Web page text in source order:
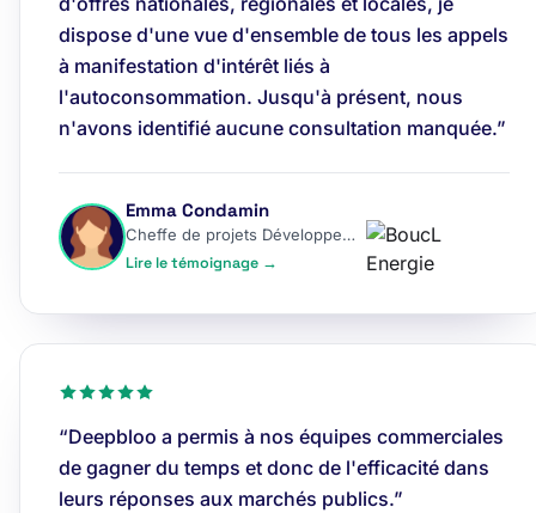
dispose d'une vue d'ensemble de tous les appels
à manifestation d'intérêt liés à
l'autoconsommation. Jusqu'à présent, nous
n'avons identifié aucune consultation manquée.”
Emma Condamin
Cheffe de projets Développement
Lire le témoignage →
“Deepbloo a permis à nos équipes commerciales
de gagner du temps et donc de l'efficacité dans
leurs réponses aux marchés publics.”